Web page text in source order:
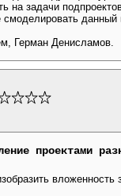
на задачи
смоделировать данный
Герман Денисламов.
проектами
вложенность